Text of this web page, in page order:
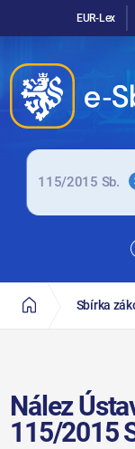
EUR-Lex
115/2015 Sb.
Sbírka
Nález
115/2015